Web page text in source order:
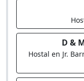
D &
Hostal en Jr.